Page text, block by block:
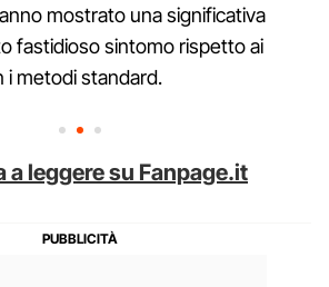
mostrato una significativa
fastidioso sintomo rispetto ai
i metodi standard.
a leggere su Fanpage.it